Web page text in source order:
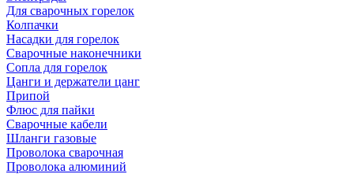
Для сварочных горелок
Колпачки
Насадки для горелок
Сварочные наконечники
Сопла для горелок
Цанги и держатели цанг
Припой
Флюс для пайки
Сварочные кабели
Шланги газовые
Проволока сварочная
Проволока алюминий